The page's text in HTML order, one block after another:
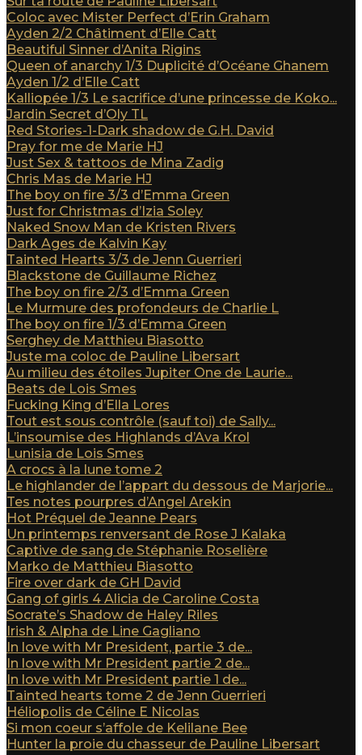
Coloc avec Mister Perfect d’Erin Graham
Ayden 2/2 Châtiment d’Elle Catt
Beautiful Sinner d’Anita Rigins
Queen of anarchy 1/3 Duplicité d’Océane Ghanem
Ayden 1/2 d’Elle Catt
Kalliopée 1/3 Le sacrifice d’une princesse de Koko...
Jardin Secret d’Oly TL
Red Stories-1-Dark shadow de G.H. David
Pray for me de Marie HJ
Just Sex & tattoos de Mina Zadig
Chris Mas de Marie HJ
The boy on fire 3/3 d’Emma Green
Just for Christmas d’Izia Soley
Naked Snow Man de Kristen Rivers
Dark Ages de Kalvin Kay
Tainted Hearts 3/3 de Jenn Guerrieri
Blackstone de Guillaume Richez
The boy on fire 2/3 d’Emma Green
Le Murmure des profondeurs de Charlie L
The boy on fire 1/3 d’Emma Green
Serghey de Matthieu Biasotto
Juste ma coloc de Pauline Libersart
Au milieu des étoiles Jupiter One de Laurie...
Beats de Lois Smes
Fucking King d’Ella Lores
Tout est sous contrôle (sauf toi) de Sally...
L’insoumise des Highlands d’Ava Krol
Lunisia de Lois Smes
A crocs à la lune tome 2
Le highlander de l’appart du dessous de Marjorie...
Tes notes pourpres d’Angel Arekin
Hot Préquel de Jeanne Pears
Un printemps renversant de Rose J Kalaka
Captive de sang de Stéphanie Roselière
Marko de Matthieu Biasotto
Fire over dark de GH David
Gang of girls 4 Alicia de Caroline Costa
Socrate’s Shadow de Haley Riles
Irish & Alpha de Line Gagliano
In love with Mr President, partie 3 de...
In love with Mr President partie 2 de...
In love with Mr President partie 1 de...
Tainted hearts tome 2 de Jenn Guerrieri
Héliopolis de Céline E Nicolas
Si mon coeur s’affole de Kelilane Bee
Hunter la proie du chasseur de Pauline Libersart